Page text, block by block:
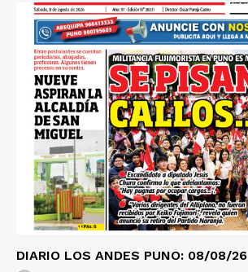
DIARIO LOS ANDES PUNO: 08/08/26